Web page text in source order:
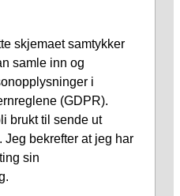
skjemaet samtykker
samle inn og
i
(GDPR).
brukt til sende ut
bekrefter at jeg har
sin